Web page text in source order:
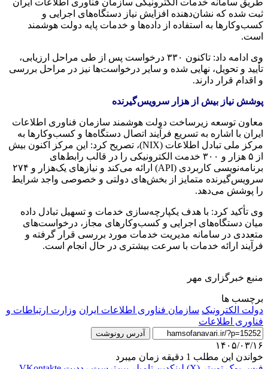
ثبت شده که نشان‌دهنده افزایش نیاز دستگاه‌های اجرایی و
کسب‌وکارها به استفاده از داده‌ها و خدمات پایه دولت هوشمند
است.
وی ادامه داد: تاکنون ۳۳۰ درخواست پس از طی مراحل ارزیابی،
تأیید و تحویل، نهایی شده و سایر درخواست‌ها نیز در مراحل بررسی
و اقدام قرار دارند.
پوشش نیاز بیش از هزار سرویس‌گیرنده
معاون توسعه زیرساخت دولت هوشمند سازمان فناوری اطلاعات
ایران با اشاره به تسریع فرآیند اتصال دستگاه‌ها و کسب‌وکارها به
مرکز ملی تبادل اطلاعات (NIX)، تصریح کرد: این مرکز اکنون بیش
از ۵ هزار و ۳۰۰ خدمت الکترونیکی را در قالب رابط‌های
برنامه‌نویسی کاربردی (API) ارائه می‌کند و نیازهای یک‌هزار و ۲۷۴
سرویس‌گیرنده متمایز از بخش‌های دولتی و خصوصی واجد شرایط
را پوشش می‌دهد.
وی تأکید کرد: با هدف یکپارچه‌سازی خدمات و تسهیل تبادل داده
میان دستگاه‌های اجرایی و کسب‌وکارهای مجاز، درخواست‌های
متعددی در سامانه مدیریت خدمات مورد بررسی قرار گرفته و
فرآیند ارائه خدمات با سرعت بیشتری در حال انجام است.
منبع خبرگزاری مهر
برچسب ها
دولت الکترونیک سازمان فناوری اطلاعات ایران وزارت ارتباطات و
فناوری اطلاعات
آدرس رونوشت
۱۴۰۵/۰۳/۱۶
خواندن این مطلب 1 دقیقه زمان میبرد